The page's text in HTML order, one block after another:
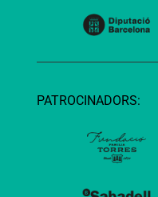
PATROCINADORS: